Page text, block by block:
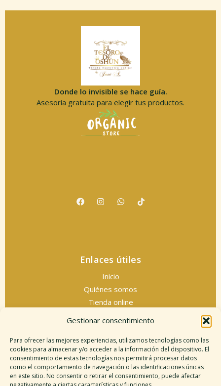
Gestionar consentimiento
Para ofrecer las mejores experiencias, utilizamos tecnologías como las
cookies para almacenar y/o acceder a la información del dispositivo. El
consentimiento de estas tecnologías nos permitirá procesar datos
como el comportamiento de navegación o las identificaciones únicas
en este sitio. No consentir o retirar el consentimiento, puede afectar
Donde lo invisible se hace guía.
Asesoría gratuita para elegir tus productos.
Enlaces útiles
Inicio
Quiénes somos
Tienda online
Información legal